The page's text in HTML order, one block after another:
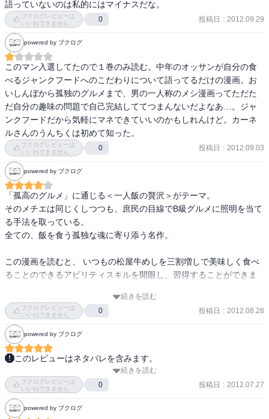
語っていないのは私的にはマイナスだな。
ブクログレビューは
いいねできません
0 投稿日 : 2012.09.29
powered by ブクログ
このマン入選してたので１巻のみ読む。中年のオッサンが自分の食
べるジャンクフードへのこだわりについて語ってるだけの漫画。お
いしんぼから孤独のグルメまで、男の一人称のメシ漫画ってただた
だ自分の趣味の問題で自己完結しててつまんないだよなあ…。ジャ
ンクフードだから気軽にマネできていいのかもしれんけど。カーネ
ルさんのうんちくは初めて知った。
ブクログレビューは
いいねできません
0 投稿日 : 2012.09.03
powered by ブクログ
「孤高のグルメ」に通じる＜一人飯の贅沢＞がテーマ。
そのメチエは同じくしつつも、庶民の目線でB級グルメに照明を当て
る手法を取っている。
全ての、飯を食う孤独な魂に寄り添う名作。
この漫画を読むと、 いつもの松屋牛めしを三割増しで美味しく食べ
ることのできるアビリティスキルを開眼し、習得することができま
続きを読む
ブクログレビューは
いいねできません
0 投稿日 : 2012.08.28
powered by ブクログ
このレビューはネタバレを含みます。
2012 7/26読了。WonderGooで購入。
ネットや本で話題になっていた・・・だけではなく、自分も寄稿し
たりしているミニコミ誌「BOOK5」のレビューでも上がっていたの
で、これは読んでみるかなあ、と思って手にとって見た本。
続きを読む
ブクログレビューは
いいねできません
0 投稿日 : 2012.07.27
powered by ブクログ